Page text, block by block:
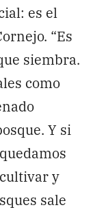
es el
“Es
siembra.
como
Y si
y
sale